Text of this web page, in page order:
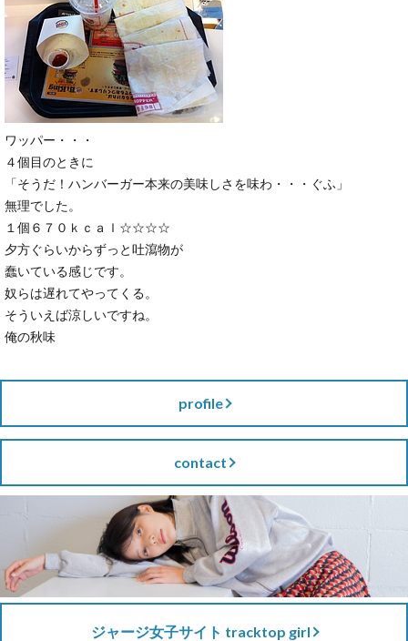
ワッパー・・・
４個目のときに
「そうだ！ハンバーガー本来の美味しさを味わ・・・ぐふ」
無理でした。
１個６７０ｋｃａｌ☆☆☆☆
夕方ぐらいからずっと吐瀉物が
蠢いている感じです。
奴らは遅れてやってくる。
そういえば涼しいですね。
俺の秋味
profile
contact
ジャージ女子サイト tracktop girl